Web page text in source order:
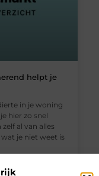
helpt je
in je woning
hier zo snel
al van alles
je niet weet is